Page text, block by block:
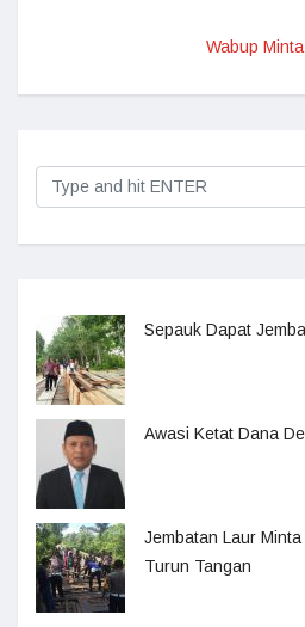
Wabup
Sepauk Dapat
Awasi Ketat Dana
Jembatan Laur
Turun Tangan